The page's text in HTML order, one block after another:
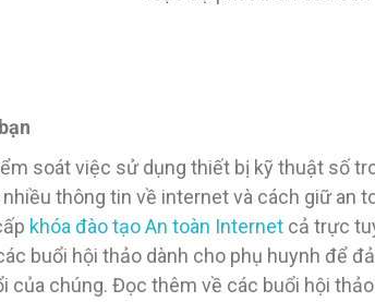
soát việc sử dụng thiết bị kỹ thuật số
thông tin về internet và cách giữ an
khóa đào tạo An toàn Internet cả trực
buổi hội thảo dành cho phụ huynh để
của chúng. Đọc thêm về các buổi hội